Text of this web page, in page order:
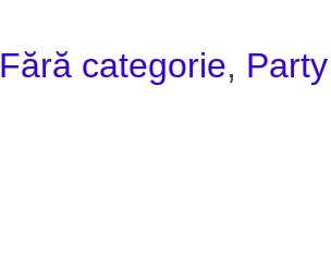
Fără categorie, Party